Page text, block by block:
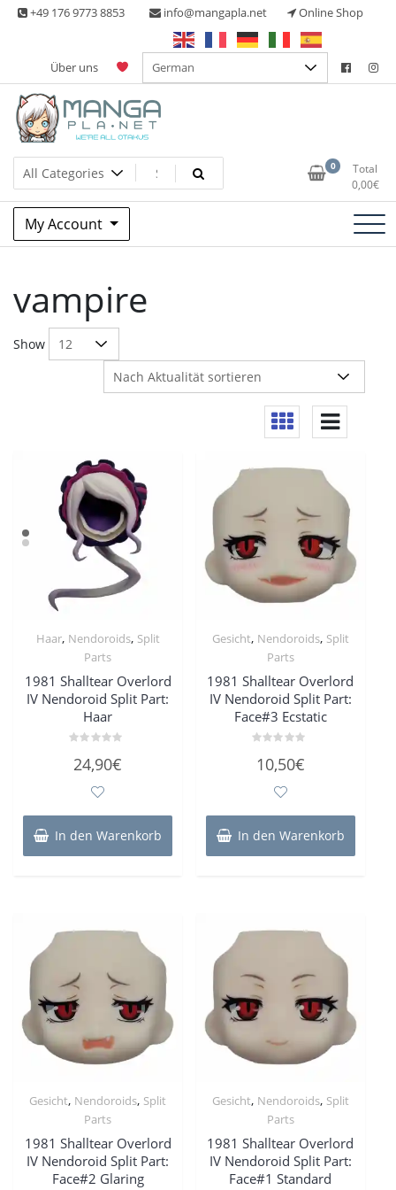
Skip +49 176 9773 8853 info@mangapla.net Online Shop
Über uns
Manga Planet
Split Part Online Shop 0
Total
0,00€
My Account
vampire
Show
Haar, Nendoroids, Split
Parts
1981 Shalltear Overlord
IV Nendoroid Split Part:
Haar
mit
24,90€
In den Warenkorb
Gesicht, Nendoroids, Split
Parts
1981 Shalltear Overlord
IV Nendoroid Split Part:
Face#3 Ecstatic
mit
10,50€
In den Warenkorb
Gesicht, Nendoroids, Split
Parts
1981 Shalltear Overlord
IV Nendoroid Split Part:
Face#2 Glaring
Gesicht, Nendoroids, Split
Parts
1981 Shalltear Overlord
IV Nendoroid Split Part:
Face#1 Standard